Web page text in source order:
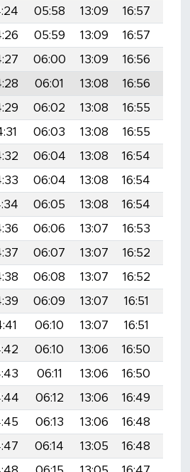
05:58 13:09 16:57
05:59 13:09 16:57
06:00 13:09 16:56
06:01 13:08 16:56
06:02 13:08 16:55
06:03 13:08 16:55
06:04 13:08 16:54
06:04 13:08 16:54
06:05 13:08 16:54
06:06 13:07 16:53
06:07 13:07 16:52
06:08 13:07 16:52
06:09 13:07 16:51
06:10 13:07 16:51
06:10 13:06 16:50
06:11 13:06 16:50
06:12 13:06 16:49
06:13 13:06 16:48
06:14 13:05 16:48